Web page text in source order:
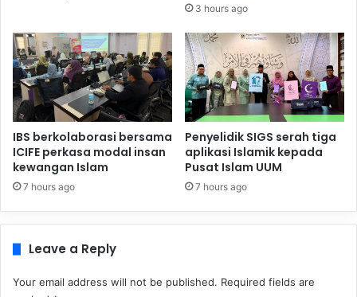
3 hours ago
IBS berkolaborasi bersama
ICIFE perkasa modal insan
kewangan Islam
7 hours ago
Penyelidik SIGS serah tiga
aplikasi Islamik kepada
Pusat Islam UUM
7 hours ago
Leave a Reply
Your email address will not be published. Required fields are